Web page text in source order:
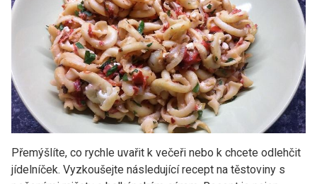
Přemýšlíte, co rychle uvařit k večeři nebo k chcete odlehčit
jídelníček. Vyzkoušejte následující recept na těstoviny s